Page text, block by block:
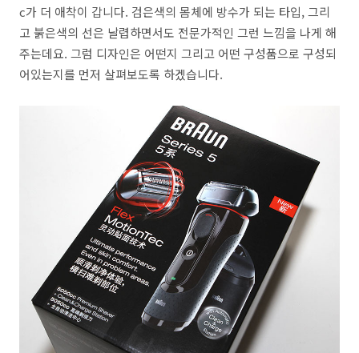
c가 더 애착이 갑니다. 검은색의 몸체에 방수가 되는 타입, 그리
고 붉은색의 선은 날렵하면서도 전문가적인 그런 느낌을 나게 해
주는데요. 그럼 디자인은 어떤지 그리고 어떤 구성품으로 구성되
어있는지를 먼저 살펴보도록 하겠습니다.